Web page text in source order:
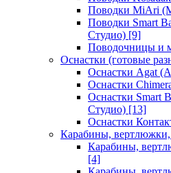
Поводки MiAri
Поводки Smart
Студио) [9]
Поводочницы и
Оснастки (готовые
Оснастки Agat
Оснастки
Оснастки Smart
Студио) [13]
Оснастки
Карабины, вертлюжки,
Карабины,
[4]